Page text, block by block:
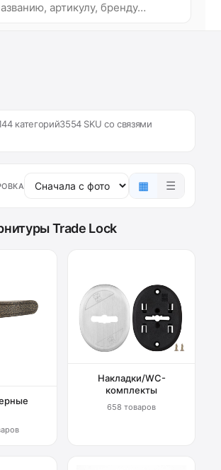
категорий3554 SKU со связями
▦ ☰
Trade Lock
Накладки/WC-
комплекты
658 товаров